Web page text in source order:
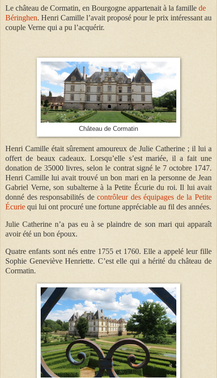
Le château de Cormatin, en Bourgogne appartenait à la famille de
Béringhen. Henri Camille l’avait proposé pour le prix intéressant au
couple Verne qui a pu l’acquérir.
Château de Cormatin
Henri Camille était sûrement amoureux de Julie Catherine ; il lui a
offert de beaux cadeaux. Lorsqu’elle s’est mariée, il a fait une
donation de 35000 livres, selon le contrat signé le 7 octobre 1747.
Henri Camille lui avait trouvé un bon mari en la personne de Jean
Gabriel Verne, son subalterne à la Petite Écurie du roi. Il lui avait
donné des responsabilités decontrôleur des équipages de la Petite
Écurie qui lui ont procuré une fortune appréciable au fil des années.
Julie Catherine n’a pas eu à se plaindre de son mari qui apparaît
avoir été un bon époux.
Quatre enfants sont nés entre 1755 et 1760. Elle a appelé leur fille
Sophie Geneviève Henriette. C’est elle qui a hérité du château de
Cormatin.